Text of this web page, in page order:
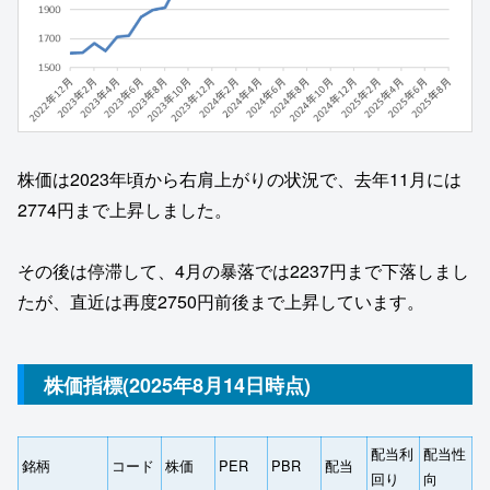
株価は2023年頃から右肩上がりの状況で、去年11月には
2774円まで上昇しました。
その後は停滞して、4月の暴落では2237円まで下落しまし
たが、直近は再度2750円前後まで上昇しています。
株価指標(2025年8月14日時点)
銘柄 コード 株価 PER PBR 配当
配当利
回り
配当性
向